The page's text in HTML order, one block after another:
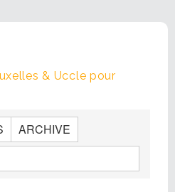
& Uccle pour
ARCHIVE